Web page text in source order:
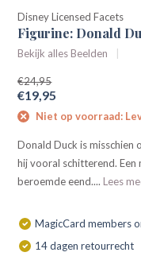
Disney Licensed Facets
Figurine: Donald
Bekijk alles Beelden
€24,95
€19,95
Niet op voorraad:
Donald Duck is misschien
hij vooral schitterend.
beroemde eend.... Lees
MagicCard members
14 dagen retourrecht